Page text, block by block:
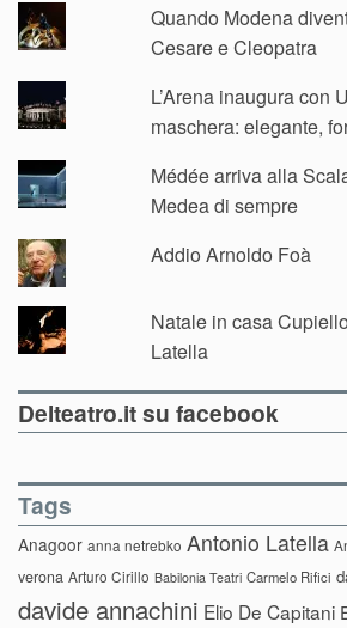
Quando Modena
Cesare e Cleopatra
L’Arena inaugura con
maschera: elegante,
Médée arriva alla
Medea di sempre
Addio Arnoldo Foà
Natale in casa
Latella
Delteatro.it su facebook
Tags
Anagoor anna netrebko Antonio Latella
verona Arturo Cirillo Babilonia Teatri Carmelo Rifici
davide annachini Elio De Capitani